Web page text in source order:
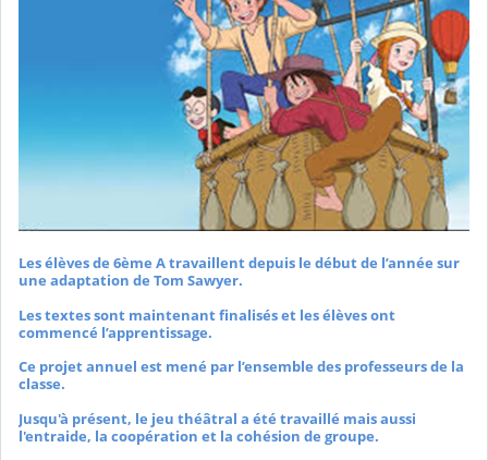
Les élèves de 6ème A travaillent depuis le début de l’année sur
une adaptation de Tom Sawyer.
Les textes sont maintenant finalisés et les élèves ont
commencé l’apprentissage.
Ce projet annuel est mené par l’ensemble des professeurs de la
classe.
Jusqu'à présent, le jeu théâtral a été travaillé mais aussi
l'entraide, la coopération et la cohésion de groupe.